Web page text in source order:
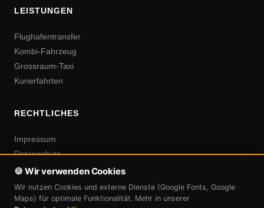
LEISTUNGEN
Flughafentransfer
Kombi-Fahrzeug
Grossraum-Taxi
Kurierfahrten
RECHTLICHES
Impressum
Datenschutz
AGB
🍪 Wir verwenden Cookies
Wir nutzen Cookies und externe Dienste (Google Fonts, Google
Maps) für optimale Funktionalität. Mehr in unserer